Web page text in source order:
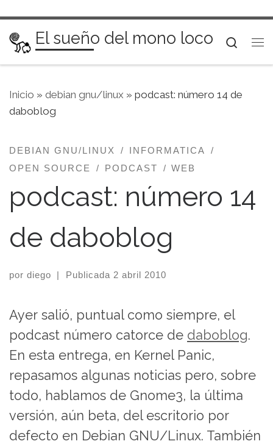
Saltar al contenido
El sueño del mono loco
Inicio » debian gnu/linux » podcast: número 14 de
daboblog
DEBIAN GNU/LINUX
INFORMATICA
OPEN SOURCE
PODCAST WEB
podcast: número 14
de daboblog
por diego | Publicada 2 abril 2010
Ayer salió, puntual como siempre, el
podcast número catorce de daboblog.
En esta entrega, en Kernel Panic,
repasamos algunas noticias pero, sobre
todo, hablamos de Gnome3, la última
versión, aún beta, del escritorio por
defecto en Debian GNU/Linux. También